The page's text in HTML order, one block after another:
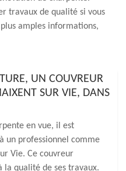
travaux de qualité si vous
amples informations,
UN COUVREUR
SUR VIE, DANS
en vue, il est
un professionnel comme
Vie. Ce couvreur
la qualité de ses travaux.